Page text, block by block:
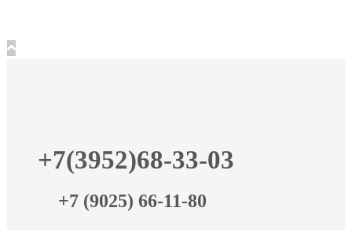
+7(3952)68-33-03
+7 (9025) 66-11-80